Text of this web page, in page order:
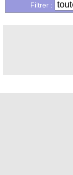
Filtrer :